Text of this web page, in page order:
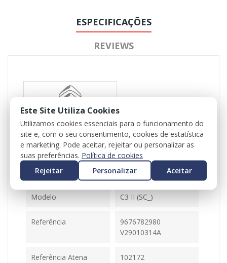
ESPECIFICAÇÕES
REVIEWS
Referência 102172
Disponível 1 Item
Ficha Informativa
Modelo C3 II (SC_)
Referência
9676782980
V29010314A
Referência Atena 102172
Este Site Utiliza Cookies
Utilizamos cookies essenciais para o funcionamento do
site e, com o seu consentimento, cookies de estatística
e marketing. Pode aceitar, rejeitar ou personalizar as
suas preferências. Política de cookies
Rejeitar
Personalizar Aceitar